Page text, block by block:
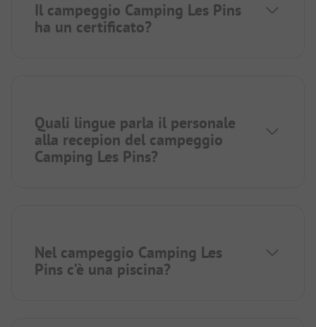
Il campeggio Camping Les Pins
ha un certificato?
Quali lingue parla il personale
alla recepion del campeggio
Camping Les Pins?
Nel campeggio Camping Les
Pins c’è una piscina?